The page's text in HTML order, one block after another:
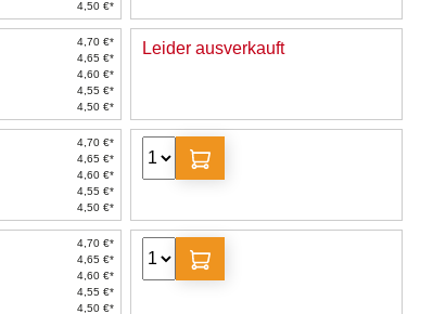
4,50 €*
4,70 €*
4,65 €*
4,60 €*
4,55 €*
4,50 €*
Leider ausverkauft
4,70 €*
4,65 €*
4,60 €*
4,55 €*
4,50 €*
4,70 €*
4,65 €*
4,60 €*
4,55 €*
4,50 €*